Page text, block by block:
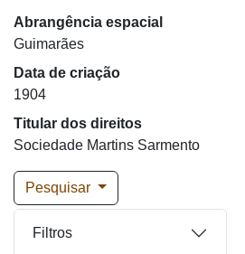
Abrangência espacial
Guimarães
Data de criação
1904
Titular dos direitos
Sociedade Martins Sarmento
Pesquisar
Filtros